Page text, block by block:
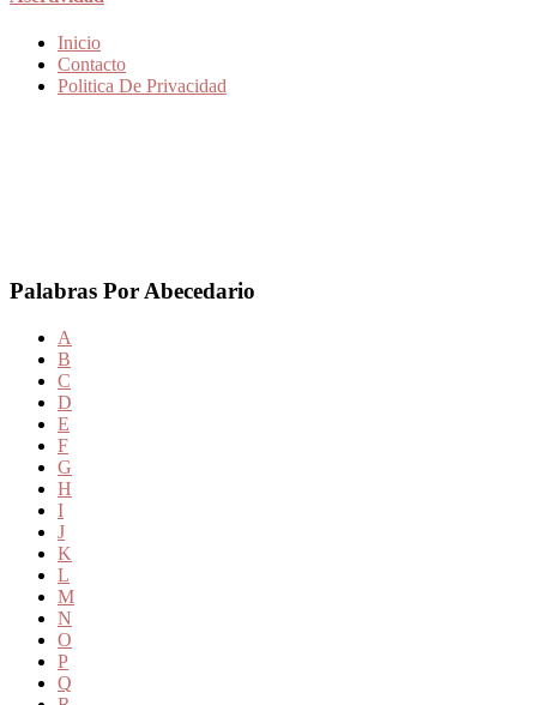
Inicio
Contacto
Politica De Privacidad
Palabras Por Abecedario
A
B
C
D
E
F
G
H
I
J
K
L
M
N
O
P
Q